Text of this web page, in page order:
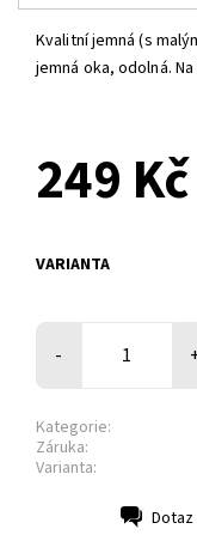
Kvalitní jemná (s
jemná oka, odolná.
249 Kč
VARIANTA
-
Kategorie:
Záruka:
Varianta:
Dotaz